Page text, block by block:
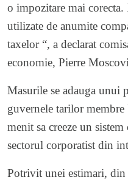
o impozitare mai
utilizate de anumite
taxelor “, a declarat
economie, Pierre
Masurile se adauga unui
guvernele tarilor
menit sa creeze un
sectorul corporatist din
Potrivit unei estimari, din